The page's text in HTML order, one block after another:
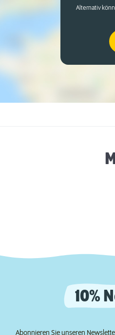
Alternativ
10%
Abonnieren Sie unseren